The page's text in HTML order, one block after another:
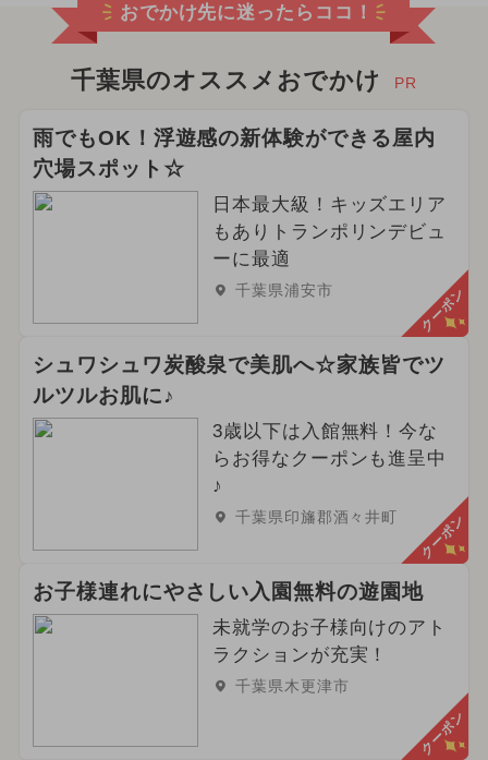
おでかけ先に迷ったらココ！
千葉県のオススメおでかけ PR
雨でもOK！浮遊感の新体験ができる屋内
穴場スポット☆
日本最大級！キッズエリア
もありトランポリンデビュ
ーに最適
千葉県浦安市 クーポン
シュワシュワ炭酸泉で美肌へ☆家族皆でツ
ルツルお肌に♪
3歳以下は入館無料！今な
らお得なクーポンも進呈中
♪
千葉県印旛郡酒々井町 クーポン
お子様連れにやさしい入園無料の遊園地
未就学のお子様向けのアト
ラクションが充実！
千葉県木更津市
クーポン